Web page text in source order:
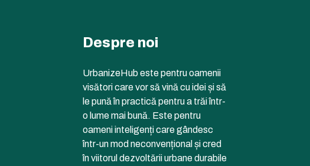
Despre noi
UrbanizeHub este pentru oamenii
visători care vor să vină cu idei și să
le pună în practică pentru a trăi într-
o lume mai bună. Este pentru
oameni inteligenți care gândesc
într-un mod neconvențional și cred
în viitorul dezvoltării urbane durabile